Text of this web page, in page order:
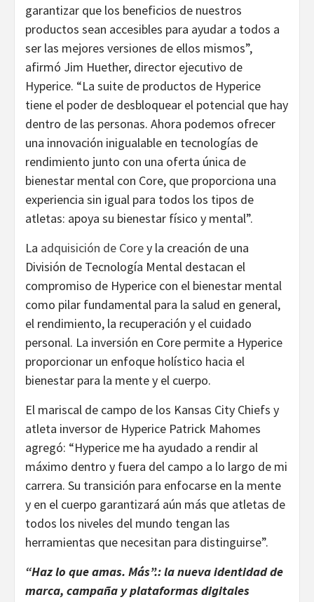
garantizar que los beneficios de nuestros
productos sean accesibles para ayudar a todos a
ser las mejores versiones de ellos mismos”,
afirmó Jim Huether, director ejecutivo de
Hyperice. “La suite de productos de Hyperice
tiene el poder de desbloquear el potencial que hay
dentro de las personas. Ahora podemos ofrecer
una innovación inigualable en tecnologías de
rendimiento junto con una oferta única de
bienestar mental con Core, que proporciona una
experiencia sin igual para todos los tipos de
atletas: apoya su bienestar físico y mental”.
La adquisición de Corey la creación de una
División de Tecnología Mental destacan el
compromiso de Hyperice con el bienestar mental
como pilar fundamental para la salud en general,
el rendimiento, la recuperación y el cuidado
personal. La inversión en Core permite a Hyperice
proporcionar un enfoque holístico hacia el
bienestar para la mente y el cuerpo.
El mariscal de campo de los Kansas City Chiefs y
atleta inversor de Hyperice Patrick Mahomes
agregó: “Hyperice me ha ayudado a rendir al
máximo dentro y fuera del campo a lo largo de mi
carrera. Su transición para enfocarse en la mente
y en el cuerpo garantizará aún más que atletas de
todos los niveles del mundo tengan las
herramientas que necesitan para distinguirse”.
“Haz lo que amas. Más”.: la nueva identidad de
marca, campaña y plataformas digitales